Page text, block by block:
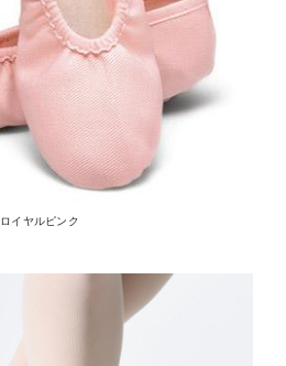
ロイヤルピンク